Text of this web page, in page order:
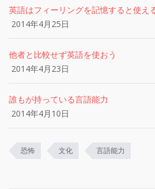
英語はフィーリングを記憶すると使え
2014年4月25日
他者と比較せず英語を使おう
2014年4月23日
誰もが持っている言語能力
2014年4月10日
恐怖 文化 言語能力